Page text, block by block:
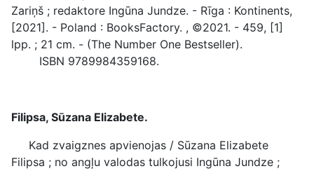
Zariņš ; redaktore Ingūna Jundze. - Rīga : Kontinents,
[2021]. - Poland : BooksFactory. , ©2021. - 459, [1]
lpp. ; 21 cm. - (The Number One Bestseller).
ISBN 9789984359168.
Filipsa, Sūzana Elizabete.
Kad zvaigznes apvienojas / Sūzana Elizabete
Filipsa ; no angļu valodas tulkojusi Ingūna Jundze ;